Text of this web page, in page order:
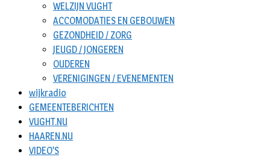
WELZIJN VUGHT
ACCOMODATIES EN GEBOUWEN
GEZONDHEID / ZORG
JEUGD / JONGEREN
OUDEREN
VERENIGINGEN / EVENEMENTEN
wijkradio
GEMEENTEBERICHTEN
VUGHT.NU
HAAREN.NU
VIDEO’S